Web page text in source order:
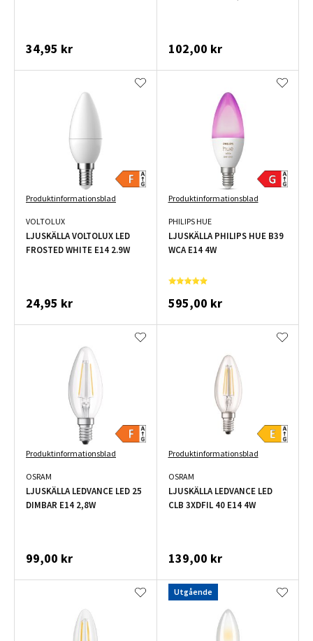
34,95 kr 102,00 kr
Produktinformationsblad
VOLTOLUX
LJUSKÄLLA VOLTOLUX LED
FROSTED WHITE E14 2.9W
24,95 kr
Produktinformationsblad
PHILIPS HUE
LJUSKÄLLA PHILIPS HUE B39
WCA E14 4W
595,00 kr
Produktinformationsblad
OSRAM
LJUSKÄLLA LEDVANCE LED 25
DIMBAR E14 2,8W
99,00 kr
Produktinformationsblad
OSRAM
LJUSKÄLLA LEDVANCE LED
CLB 3XDFIL 40 E14 4W
139,00 kr
Utgående